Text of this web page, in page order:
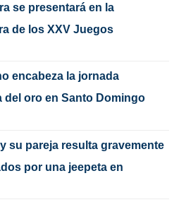
se presentará en la
de los XXV Juegos
encabeza la jornada
del oro en Santo Domingo
su pareja resulta gravemente
por una jeepeta en